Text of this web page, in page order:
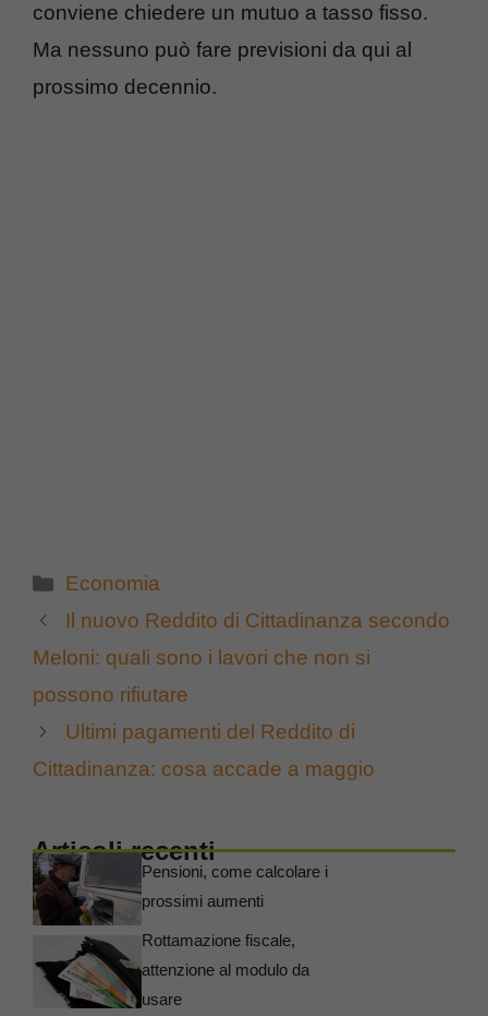
conviene chiedere un mutuo a tasso fisso.
Ma nessuno può fare previsioni da qui al
prossimo decennio.
Categorie
Economia
Il nuovo Reddito di Cittadinanza secondo
Meloni: quali sono i lavori che non si
possono rifiutare
Ultimi pagamenti del Reddito di
Cittadinanza: cosa accade a maggio
Articoli recenti
Pensioni, come calcolare i
prossimi aumenti
Rottamazione fiscale,
attenzione al modulo da
usare